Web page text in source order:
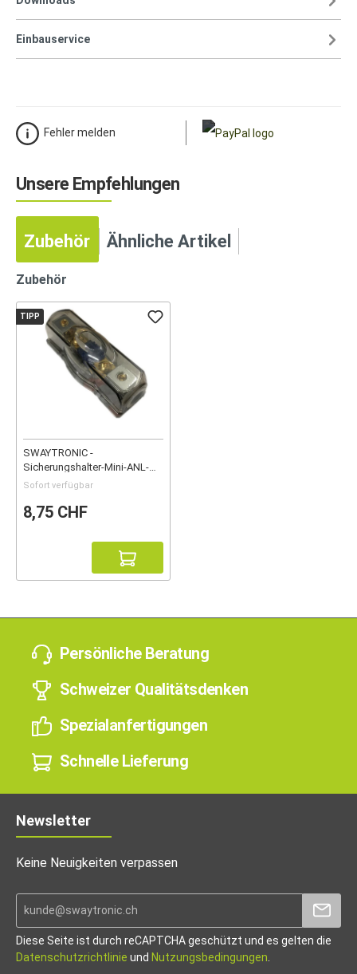
Einbauservice
Fehler melden
Unsere Empfehlungen
Zubehör Ähnliche Artikel
Zubehör
TIPP
SWAYTRONIC -
Sicherungshalter-Mini-ANL-
150A
Sofort verfügbar
8,75 CHF
Persönliche Beratung
Schweizer Qualitätsdenken
Spezialanfertigungen
Schnelle Lieferung
Newsletter
Keine Neuigkeiten verpassen
Diese Seite ist durch reCAPTCHA geschützt und es gelten die
Datenschutzrichtlinie und Nutzungsbedingungen